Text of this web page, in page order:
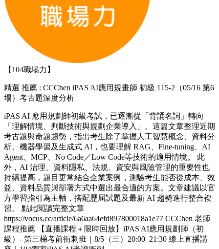
【104職場力】
精選 推薦 : CCChen iPAS AI應用規畫師 初級 115-2（05/16 第6
場）考古題深度分析
iPAS AI 應用規劃師初級考試，已逐漸從「背誦名詞」轉向
「理解情境、判斷技術與規劃企業導入」。這篇文章整理近期
考古題與命題趨勢，指出考生除了掌握人工智慧概念、資料分
析、機器學習及生成式 AI，也要理解 RAG、Fine-tuning、AI
Agent、MCP、No Code／Low Code等技術的適用情境。 此
外，AI 治理、資料隱私、法規、資安與風險管理的重要性也
持續提高，題目更常結合企業案例，測驗考生能否從成本、效
益、資料品質與部署方式中選出最合適的方案。文章建議以官
方學習指引為主軸，搭配歷屆試題及最新 AI 趨勢進行整合複
習。 點此閱讀完整文章
https://vocus.cc/article/6a6aa64efd897800018a1e77 CCChen 老師
課程推薦 【直播課程＋限時回放】iPAS AI應用規劃師（初
級）- 第三梯考前衝刺班｜8/5（三）20:00–21:30 線上直播講